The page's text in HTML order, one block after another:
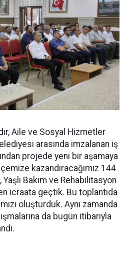
Aile ve Sosyal Hizmetler
arasında imzalanan iş
projede yeni bir aşamaya
kazandıracağımız 144
Bakım ve Rehabilitasyon
icraata geçtik. Bu toplantıda
oluşturduk. Aynı zamanda
da bugün itibarıyla